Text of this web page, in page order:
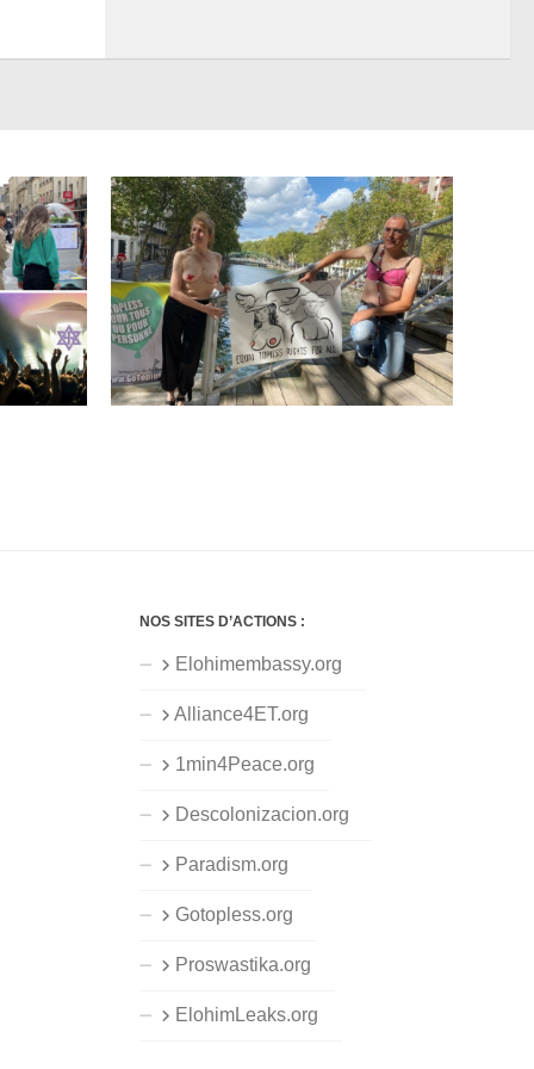
NOS SITES D’ACTIONS :
Elohimembassy.org
Alliance4ET.org
1min4Peace.org
Descolonizacion.org
Paradism.org
Gotopless.org
Proswastika.org
ElohimLeaks.org